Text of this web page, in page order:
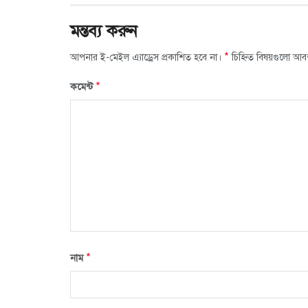
মন্তব্য করুন
আপনার ই-মেইল এ্যাড্রেস প্রকাশিত হবে না। * চিহ্নিত বিষয়গুলো
কমেন্ট*
নাম*